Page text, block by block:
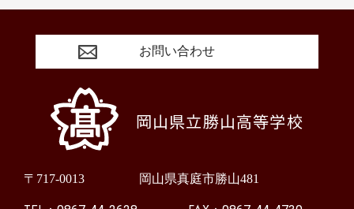
岡山県立勝山高等学校
〒717-0013 岡山県真庭市勝山481
お問い合わせ